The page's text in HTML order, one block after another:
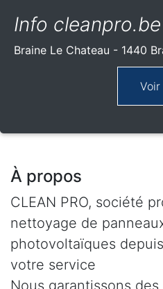
Info cleanpro.be
Braine Le Chateau - 1440
À propos
CLEAN PRO, société
nettoyage de
photovoltaïques
votre service